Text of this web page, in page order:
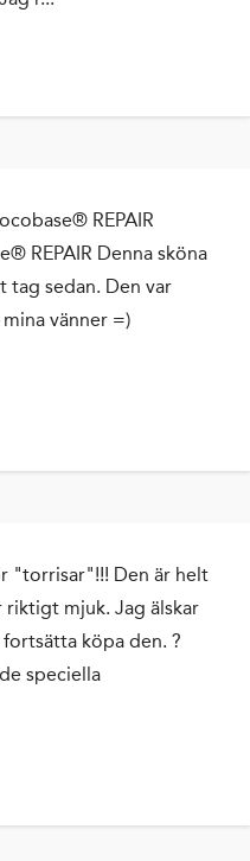
REPAIR
REPAIR Denna sköna
tag sedan. Den var
vänner =)
"torrisar"!!! Den är helt
mjuk. Jag älskar
köpa den. ?
speciella